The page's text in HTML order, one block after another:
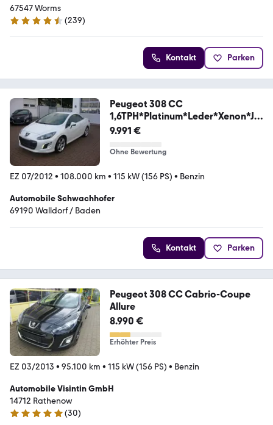
67547 Worms
4.7 Sterne
(239)
Kontakt Parken
Peugeot 308 CC
1,6TPH*Platinum*Leder*Xenon*JB
L*Top
9.991 €
Ohne Bewertung
EZ 07/2012 • 108.000 km • 115 kW (156 PS) • Benzin
Automobile Schwachhofer
69190 Walldorf / Baden
Kontakt Parken
Peugeot 308 CC Cabrio-Coupe
Allure
8.990 €
Erhöhter Preis
EZ 03/2013 • 95.100 km • 115 kW (156 PS) • Benzin
Automobile Visintin GmbH
14712 Rathenow
5 Sterne
(30)